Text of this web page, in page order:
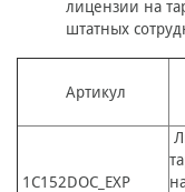
лицензии на
штатных
Артикул
1C152DOC_EXP